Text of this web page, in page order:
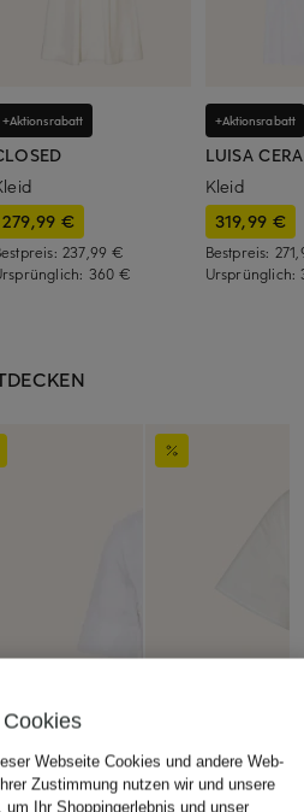
+Aktionsrabatt
279,99 €
237,99 €
360 €
+Aktionsrabatt
LUISA
Kleid
319,99 €
Bestpreis:
Ursprünglich:
Webseite Cookies und andere Web-
Zustimmung nutzen wir und unsere
um Ihr Shoppingerlebnis und unser